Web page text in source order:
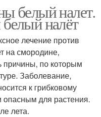
белый налет.
налёт
лечение против
на смородине,
причины, по которым
Заболевание,
к грибковому
опасным для растения.
лета.